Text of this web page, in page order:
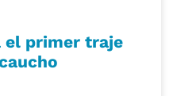
el primer traje